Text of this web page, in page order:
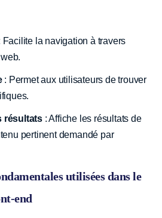
Facilite la navigation à travers
: Permet aux utilisateurs de trouver
résultats : Affiche les résultats de
pertinent demandé par
utilisées dans le
end